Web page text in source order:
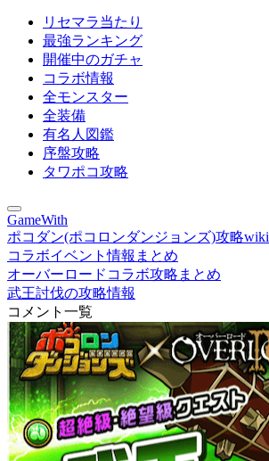
リセマラ当たり
最強ランキング
開催中のガチャ
コラボ情報
全モンスター
全装備
有名人図鑑
序盤攻略
タワポコ攻略
GameWith
ポコダン(ポコロンダンジョンズ)攻略wiki
コラボイベント情報まとめ
オーバーロードコラボ攻略まとめ
武王討伐の攻略情報
コメント一覧